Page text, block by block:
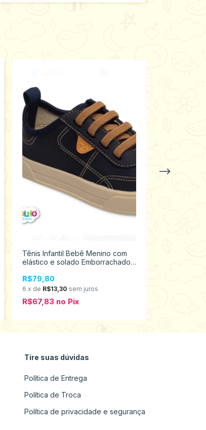
Tênis Infantil Bebê Menino com
elástico e solado Emborrachado
0120176 Promoção
R$79,80
6 x de R$13,30 sem juros
R$67,83 no Pix
Tire suas dúvidas
Política de Entrega
Política de Troca
Política de privacidade e segurança